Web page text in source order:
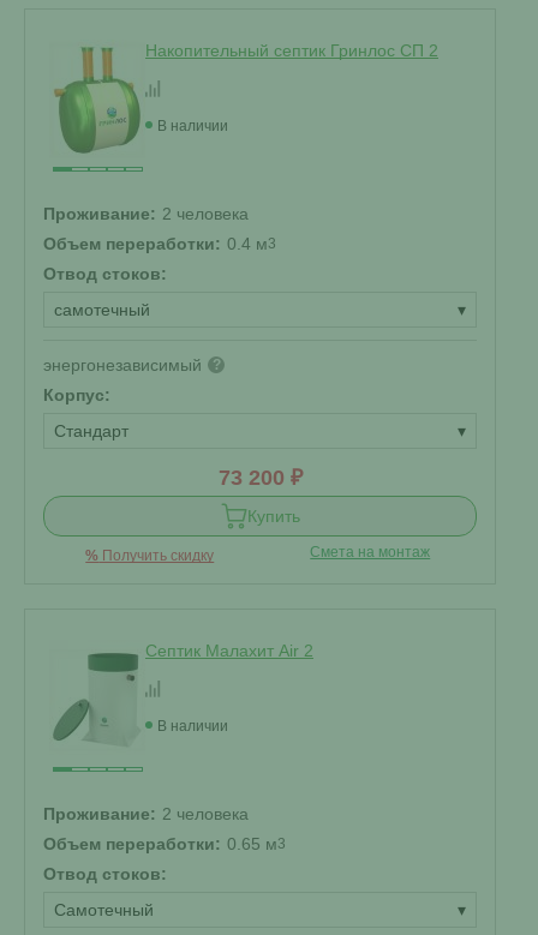
Накопительный септик Гринлос СП 2
В наличии
Проживание: 2 человека
Объем переработки: 0.4 м3
Отвод стоков:
самотечный
▾
энергонезависимый ?
Корпус:
Стандарт
▾
73 200 ₽
Купить
% Получить скидку Смета на монтаж
Септик Малахит Air 2
В наличии
Проживание: 2 человека
Объем переработки: 0.65 м3
Отвод стоков:
Самотечный
▾